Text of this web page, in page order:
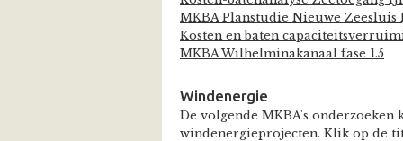
MKBA Planstudie Nieuwe Zeesluis
Kosten en baten
MKBA Wilhelminakanaal fase 1.5
Windenergie
De volgende MKBA's onderzoeken
windenergieprojecten. Klik op de